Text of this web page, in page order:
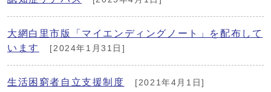
大網白里市版「マイエンディングノート」を配布して
います
[2024年1月31日]
生活困窮者自立支援制度
[2021年4月1日]